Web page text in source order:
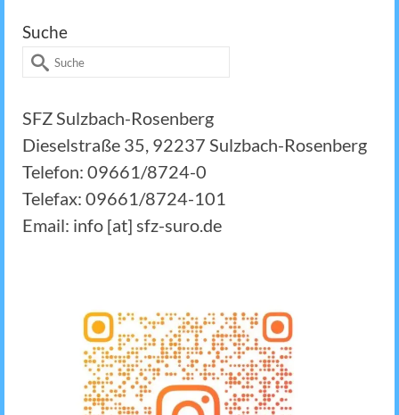
Suche
Suche
SFZ Sulzbach-Rosenberg
Dieselstraße 35, 92237 Sulzbach-Rosenberg
Telefon: 09661/8724-0
Telefax: 09661/8724-101
Email: info [at] sfz-suro.de